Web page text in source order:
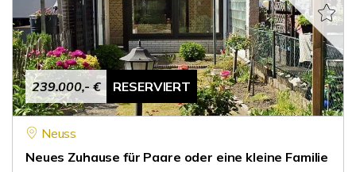
239.000,- € RESERVIERT
Neuss
Neues Zuhause für Paare oder eine kleine Familie